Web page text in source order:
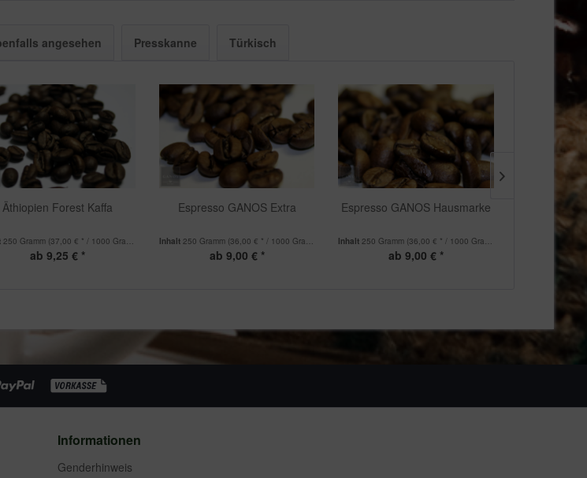
angesehen Presskanne Türkisch
Äthiopien Forest Kaffa
250 Gramm (37,00 € * / 1000 Gramm)
ab 9,25 € *
Espresso GANOS Extra
Inhalt 250 Gramm (36,00 € * / 1000 Gramm)
ab 9,00 € *
Espresso GANOS Hausmarke
Inhalt250 Gramm (36,00 € * / 1000 Gramm)
ab 9,00 € *
Jemen
150 Gramm
ab
Informationen
Genderhinweis